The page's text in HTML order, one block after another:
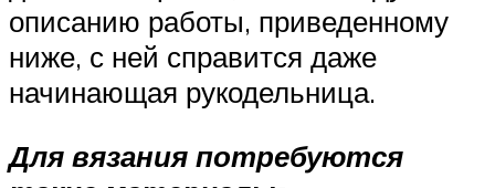
описанию работы, приведенному
ниже, с ней справится даже
начинающая рукодельница.
Для вязания потребуются